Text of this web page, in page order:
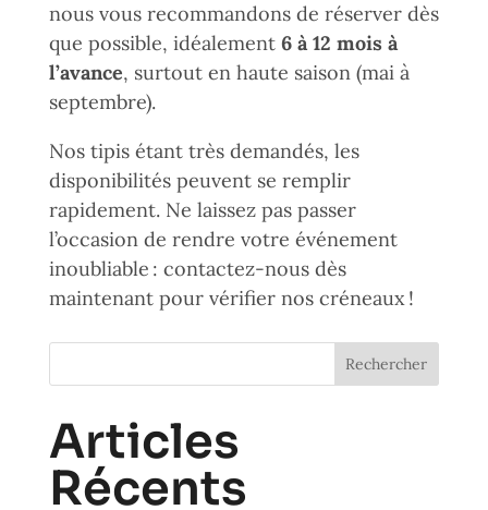
nous vous recommandons de réserver dès
que possible, idéalement 6 à 12 mois à
l’avance, surtout en haute saison (mai à
septembre).
Nos tipis étant très demandés, les
disponibilités peuvent se remplir
rapidement. Ne laissez pas passer
l’occasion de rendre votre événement
inoubliable : contactez-nous dès
maintenant pour vérifier nos créneaux !
Rechercher
Articles
Récents